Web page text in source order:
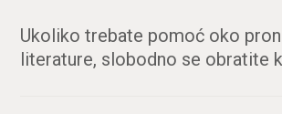
Ukoliko trebate pomoć oko
literature, slobodno se obratite